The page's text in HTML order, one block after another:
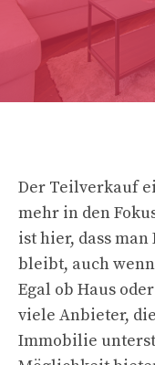
Der Teilverkauf
mehr in den
ist hier, dass
bleibt, auch
Egal ob Haus
viele Anbieter,
Immobilie